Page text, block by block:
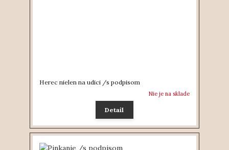
Herec nielen na udici /s podpisom
Nie je na sklade
Detail